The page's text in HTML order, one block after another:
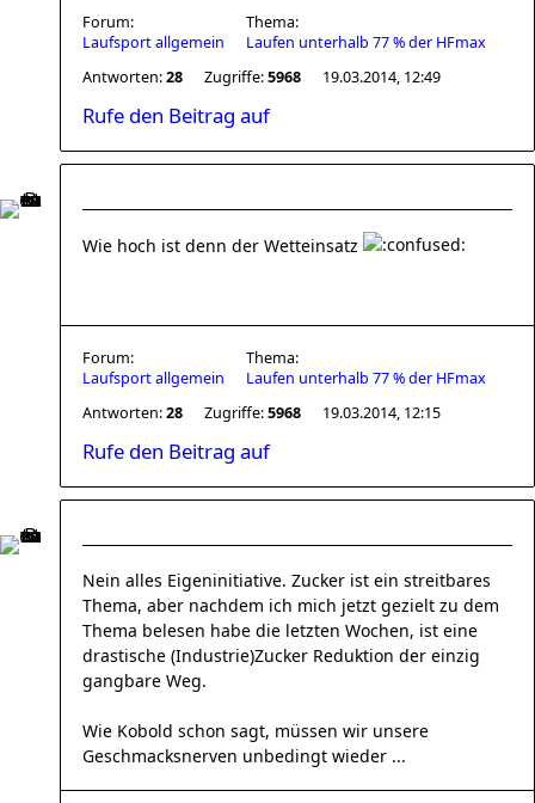
Forum:
Laufsport allgemein
Thema:
Laufen unterhalb 77 % der HFmax
Antworten:28 Zugriffe:5968 19.03.2014, 12:49
Rufe den Beitrag auf
Wie hoch ist denn der Wetteinsatz
Forum:
Laufsport allgemein
Thema:
Laufen unterhalb 77 % der HFmax
Antworten:28 Zugriffe:5968 19.03.2014, 12:15
Rufe den Beitrag auf
Nein alles Eigeninitiative. Zucker ist ein streitbares
Thema, aber nachdem ich mich jetzt gezielt zu dem
Thema belesen habe die letzten Wochen, ist eine
drastische (Industrie)Zucker Reduktion der einzig
gangbare Weg.
Wie Kobold schon sagt, müssen wir unsere
Geschmacksnerven unbedingt wieder ...